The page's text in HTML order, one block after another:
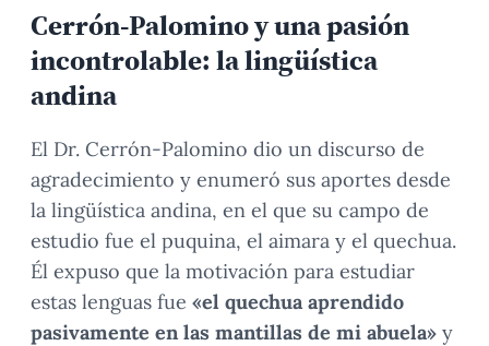
Cerrón-Palomino y una pasión
incontrolable: la lingüística
andina
El Dr. Cerrón-Palomino dio un discurso de
agradecimiento y enumeró sus aportes desde
la lingüística andina, en el que su campo de
estudio fue el puquina, el aimara y el quechua.
Él expuso que la motivación para estudiar
estas lenguas fue «el quechua aprendido
pasivamente en las mantillas de mi abuela» y